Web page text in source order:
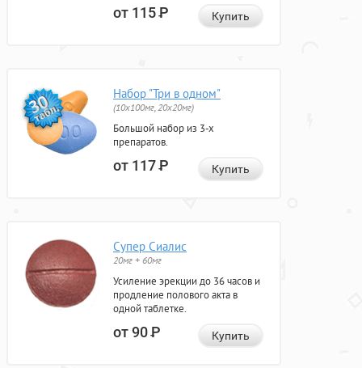
от 115Р Купить
Набор "Три в одном"
(10x100мг, 20x20мг)
Большой набор из 3-х
препаратов.
от 117Р Купить
Супер Сиалис
20мг + 60мг
Усиление эрекции до 36 часов и
продление полового акта в
одной таблетке.
от 90Р Купить